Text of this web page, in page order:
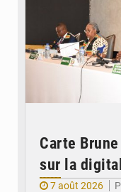
Carte Brune
sur la
7 août 2026